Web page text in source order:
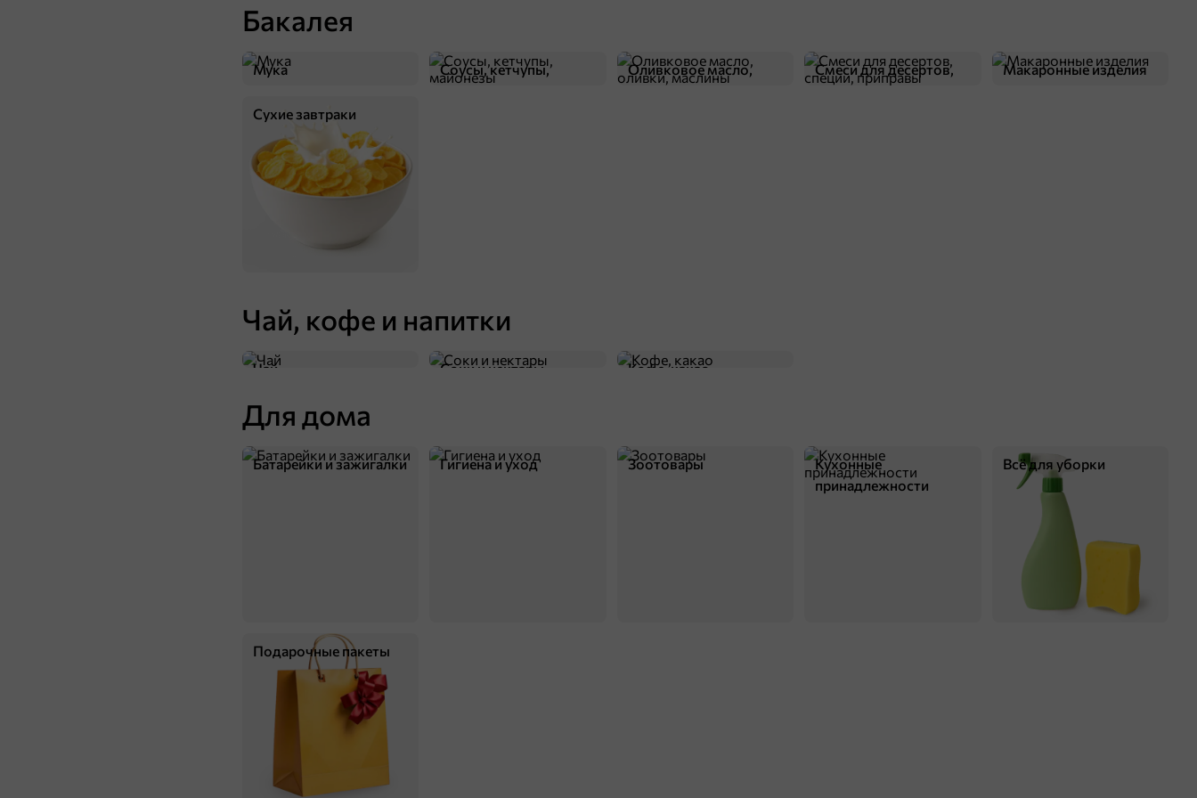
89,9 ₽ 1 шт
Умный блокнот, 60 раскрасок
В корзину
Волшебные рыбки, 70 г
В корзину
1 шт 75,9 ₽
Бакалея
Мука
Соусы, кетчупы,
Оливковое масло,
оливки, маслины
Смеси для десертов,
специи, приправы
Макаронные изделия
Сухие завтраки
Чай, кофе и напитки
Чай Соки и нектары Кофе, какао
Для дома
Батарейки и зажигалки Гигиена и уход Зоотовары
Кухонные
принадлежности
Всё для уборки
Подарочные пакеты